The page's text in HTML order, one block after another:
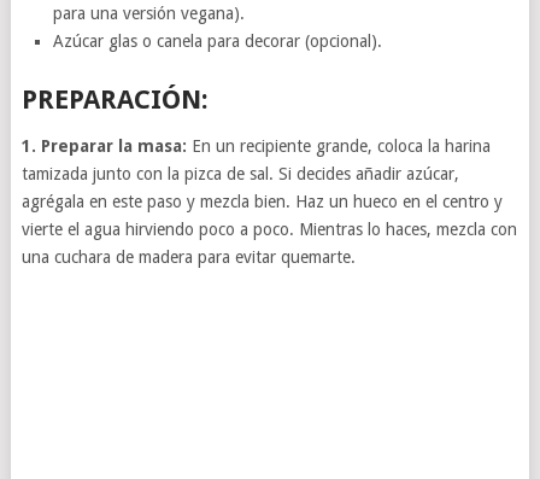
para una versión vegana).
Azúcar glas o canela para decorar (opcional).
PREPARACIÓN:
1. Preparar la masa: En un recipiente grande, coloca la harina
tamizada junto con la pizca de sal. Si decides añadir azúcar,
agrégala en este paso y mezcla bien. Haz un hueco en el centro y
vierte el agua hirviendo poco a poco. Mientras lo haces, mezcla con
una cuchara de madera para evitar quemarte.